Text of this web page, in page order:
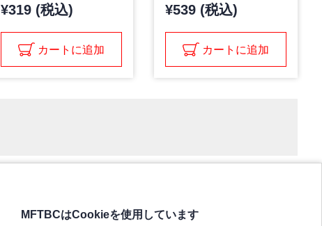
¥319 (税込)
カートに追加
¥539 (税込)
カートに追加
MFTBCはCookieを使用しています